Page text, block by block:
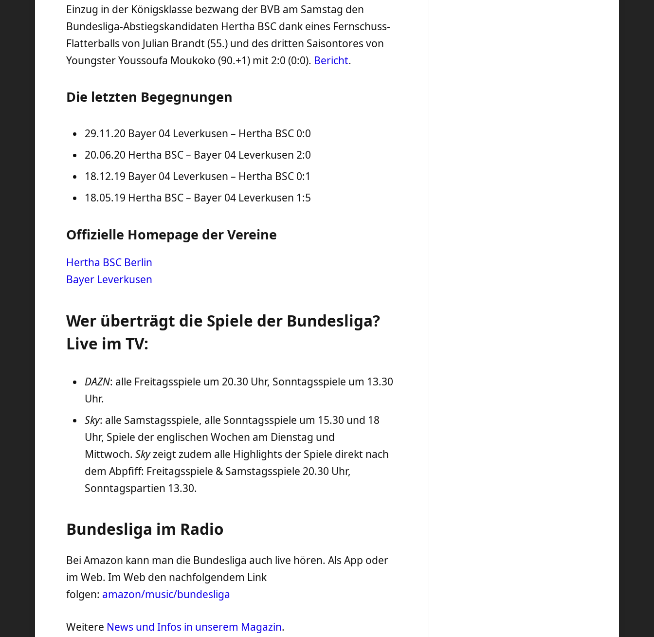
Einzug in der Königsklasse bezwang der BVB am Samstag den
Bundesliga-Abstiegskandidaten Hertha BSC dank eines Fernschuss-
Flatterballs von Julian Brandt (55.) und des dritten Saisontores von
Youngster Youssoufa Moukoko (90.+1) mit 2:0 (0:0). Bericht.
Die letzten Begegnungen
29.11.20 Bayer 04 Leverkusen – Hertha BSC 0:0
20.06.20 Hertha BSC – Bayer 04 Leverkusen 2:0
18.12.19 Bayer 04 Leverkusen – Hertha BSC 0:1
18.05.19 Hertha BSC – Bayer 04 Leverkusen 1:5
Offizielle Homepage der Vereine
Hertha BSC Berlin
Bayer Leverkusen
Wer überträgt die Spiele der Bundesliga?
Live im TV:
DAZN: alle Freitagsspiele um 20.30 Uhr, Sonntagsspiele um 13.30
Uhr.
Sky: alle Samstagsspiele, alle Sonntagsspiele um 15.30 und 18
Uhr, Spiele der englischen Wochen am Dienstag und
Mittwoch.Skyzeigt zudem alle Highlights der Spiele direkt nach
dem Abpfiff: Freitagsspiele & Samstagsspiele 20.30 Uhr,
Sonntagspartien 13.30.
Bundesliga im Radio
Bei Amazon kann man die Bundesliga auch live hören. Als App oder
im Web. Im Web den nachfolgendem Link
folgen: amazon/music/bundesliga
Weitere News und Infos in unserem Magazin.